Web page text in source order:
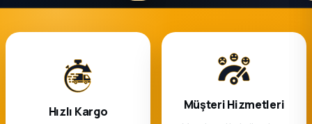
Hızlı Kargo Müşteri Hizmetleri